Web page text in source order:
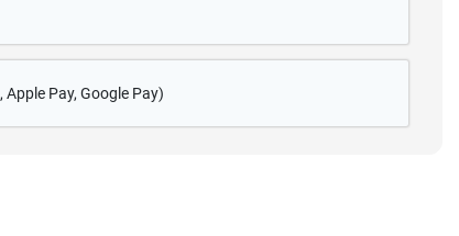
, Apple Pay, Google Pay)